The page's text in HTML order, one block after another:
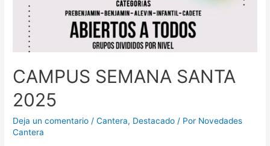
CAMPUS SEMANA SANTA
2025
Deja un comentario /Cantera, Destacado / Por Novedades
Cantera